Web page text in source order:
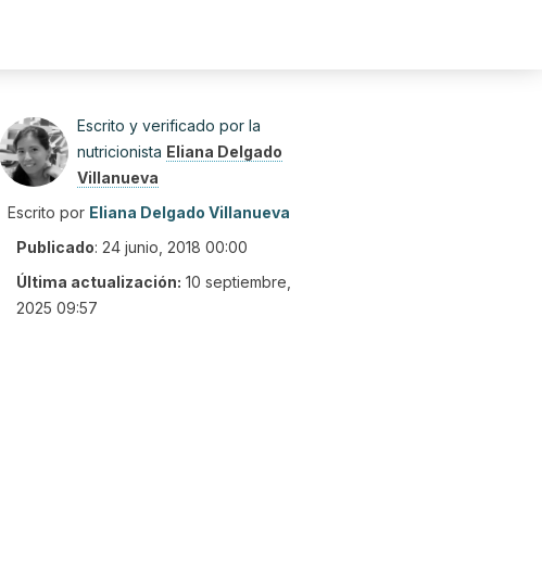
Escrito y verificado por la
nutricionista Eliana Delgado
Villanueva
Escrito por Eliana Delgado Villanueva
Publicado: 24 junio, 2018 00:00
Última actualización: 10 septiembre,
2025 09:57